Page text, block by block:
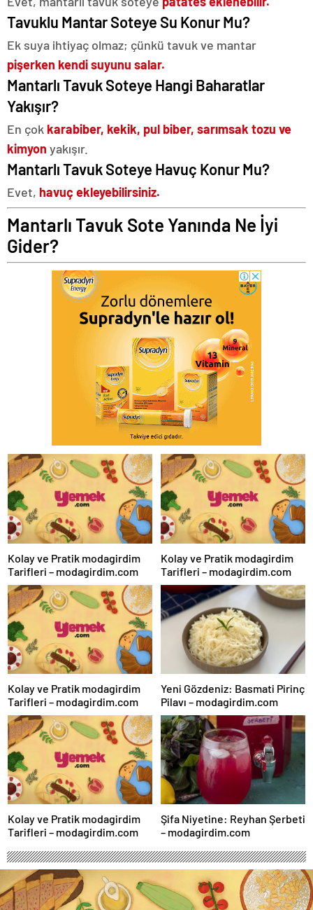
Tavuklu Mantar Soteye Su Konur Mu?
Ek suya ihtiyaç olmaz; çünkü tavuk ve mantar
pişerken kendi suyunu salar.
Mantarlı Tavuk Soteye Hangi Baharatlar
Yakışır?
En çok karabiber, kekik, pul biber, sarımsak tozu ve
kimyon yakışır.
Mantarlı Tavuk Soteye Havuç Konur Mu?
Evet, havuç ekleyebilirsiniz.
Mantarlı Tavuk Sote Yanında Ne İyi
Gider?
Kolay ve Pratik modagirdim
Tarifleri – modagirdim.com
Kolay ve Pratik modagirdim
Tarifleri – modagirdim.com
Kolay ve Pratik modagirdim
Tarifleri – modagirdim.com
Yeni Gözdeniz: Basmati Pirinç
Pilavı – modagirdim.com
Kolay ve Pratik modagirdim
Tarifleri – modagirdim.com
Şifa Niyetine: Reyhan Şerbeti
– modagirdim.com